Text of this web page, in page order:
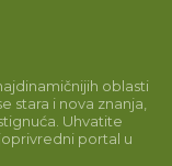
oblasti
stara i nova znanja,
Uhvatite
portal u